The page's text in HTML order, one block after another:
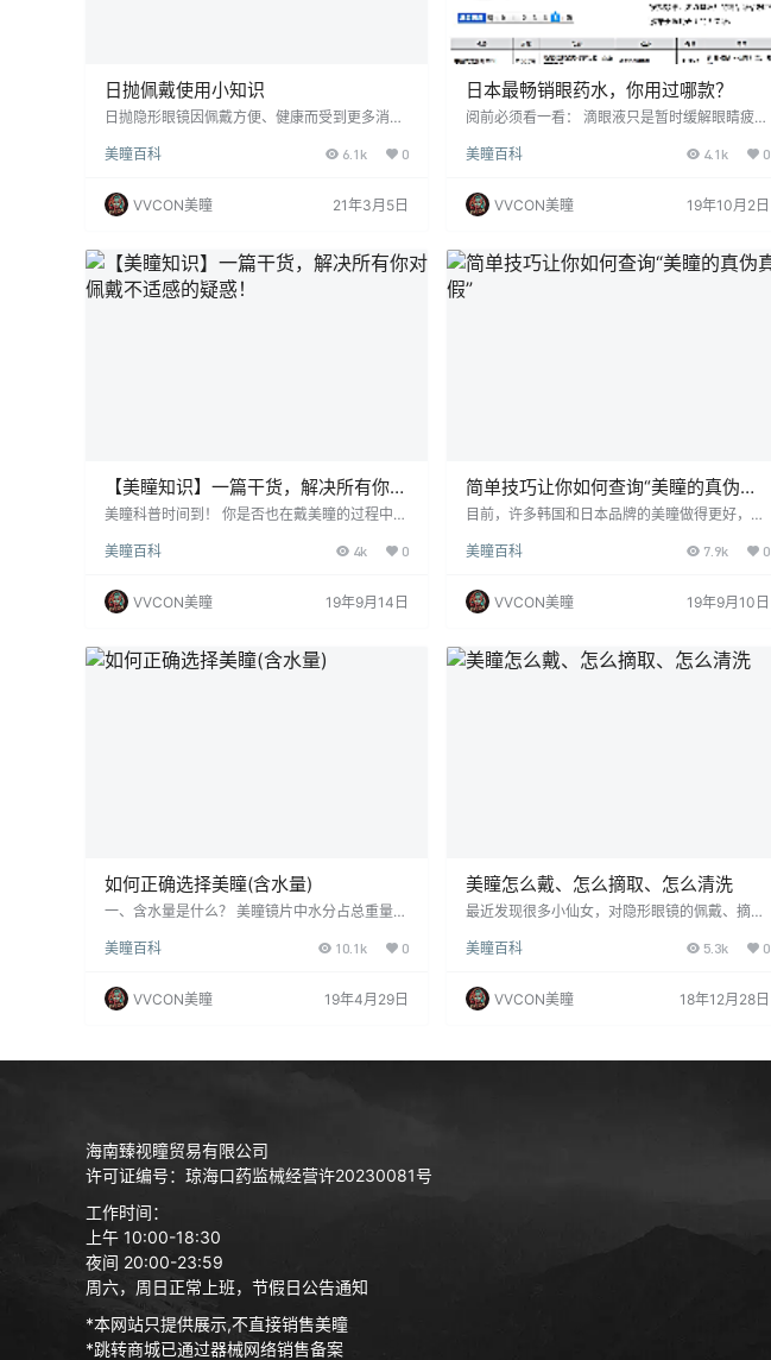
日抛佩戴使用小知识
日抛隐形眼镜因佩戴方便、健康而受到更多消费
很多特殊性，佩戴操作上与其他周期产品有许多
考： CISSLISON视灵森 日抛美瞳 10片装 1.日抛
隐形眼镜拆开后即可佩戴使用 非日抛隐形眼镜拆
戴，主要是为了避免对配戴者眼睛敏感刺激导致
的不适。而日抛隐形眼镜却不需要此操作，日抛
本身…
美瞳百科 6.1k 0
VVCON美瞳 21年3月5日
日本最畅销眼药水，你用过哪款？
阅前必须看一看： 滴眼液只是暂时缓解眼睛疲劳
眼液都不应该长时间使用。 保护眼睛的最好方法
使用，并不是所有滴眼液都适合佩戴美瞳时使用
的，需要注意区分。 阅读正文: 如今，大多数人
可或缺的一部分。 长期过度使用眼睛会给眼睛带
来沉重的负担，这不仅会影响视力，还会影响健
康。眼睛经…
美瞳百科 4.1k 0
VVCON美瞳 19年10月2日
【美瞳知识】一篇干货，解决所有你对
佩戴不适感的疑惑！
美瞳科普时间到！ 你是否也在戴美瞳的过程中遇
戴美瞳时遇到的不适感究竟是如何产生并且应当
戴反，翻回重戴；镜片沉积物，清洁护理后再
戴。 看近不清： 镜片沉积物，清洁护理后再
镜片表面有沉积物，清洗护理后再戴；镜片定位
不良，更换基弧合适镜片。 长时间戴镜后不清：
美瞳百科 4k 0
VVCON美瞳 19年9月14日
简单技巧让你如何查询“美瞳的真伪真
假”
目前，许多韩国和日本品牌的美瞳做得更好，所
求美丽。然而，美瞳也存在真假差别。毕竟，它
它。 首先，购买国内外生产的美瞳时要注意。这
些都标在美瞳外包装的背面。进口美瞳是“进”，
这些细节。如果购买的是进口产品，收到产品后
的标识的是“准”字，那么就有必要联系经销商退
美瞳百科 7.9k 0
VVCON美瞳 19年9月10日
如何正确选择美瞳(含水量)
一、含水量是什么？ 美瞳镜片中水分占总重量的
量大于60%为高含水量超高含水量一般为日抛美
含水量越高越容易导致眼干！镜片本身并不产
水，而是镜片中一种海绵状高分子结构在吸收眼
泪液。误区：含水量越高越好这点千万要注意，
美瞳百科 10.1k 0
VVCON美瞳 19年4月29日
美瞳怎么戴、怎么摘取、怎么清洗
最近发现很多小仙女，对隐形眼镜的佩戴、摘
的小仙女们，耐心话花几分钟了解一下哦，下面
是指甲比较长的，都是这么摘取美瞳！ 严禁使用
镊子摘美瞳在你的眼睛还是保持水润的状态下,使
易。请严格遵从医嘱使用隐形…
美瞳百科 5.3k 0
VVCON美瞳 18年12月28日
海南臻视瞳贸易有限公司
许可证编号：琼海口药监械经营许20230081号
工作时间：
上午 10:00-18:30
夜间 20:00-23:59
周六，周日正常上班，节假日公告通知
*本网站只提供展示,不直接销售美瞳
*跳转商城已通过器械网络销售备案